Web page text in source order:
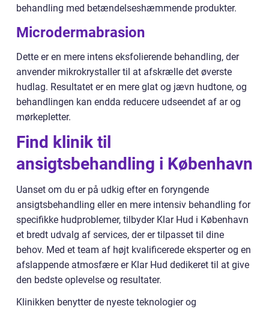
behandling med betændelseshæmmende produkter.
Microdermabrasion
Dette er en mere intens eksfolierende behandling, der
anvender mikrokrystaller til at afskrælle det øverste
hudlag. Resultatet er en mere glat og jævn hudtone, og
behandlingen kan endda reducere udseendet af ar og
mørkepletter.
Find klinik til
ansigtsbehandling i København
Uanset om du er på udkig efter en foryngende
ansigtsbehandling eller en mere intensiv behandling for
specifikke hudproblemer, tilbyder Klar Hud i København
et bredt udvalg af services, der er tilpasset til dine
behov. Med et team af højt kvalificerede eksperter og en
afslappende atmosfære er Klar Hud dedikeret til at give
den bedste oplevelse og resultater.
Klinikken benytter de nyeste teknologier og